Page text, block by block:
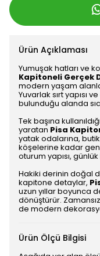
Ürün Açıklaması
Yumuşak hatları ve
Kapitoneli Gerçek
modern yaşam
Yuvarlak sırt yapısı
bulunduğu alanda
Tek başına
yaratan Pisa
yatak odalarına,
köşelerine kadar
oturum yapısı,
Hakiki derinin doğal
kapitone detaylar,
uzun yıllar boyunca
dönüştürür.
de modern
Ürün Ölçü Bilgisi